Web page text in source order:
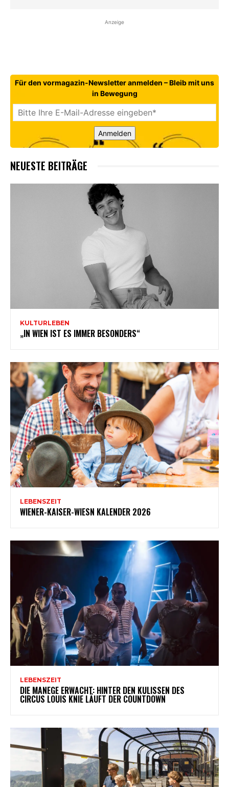
Anzeige
Für den vormagazin-Newsletter anmelden – Bleib mit uns
in Bewegung
Anmelden
NEUESTE BEITRÄGE
KULTURLEBEN
„IN WIEN IST ES IMMER BESONDERS“
LEBENSZEIT
WIENER-KAISER-WIESN KALENDER 2026
LEBENSZEIT
DIE MANEGE ERWACHT: HINTER DEN KULISSEN DES
CIRCUS LOUIS KNIE LÄUFT DER COUNTDOWN